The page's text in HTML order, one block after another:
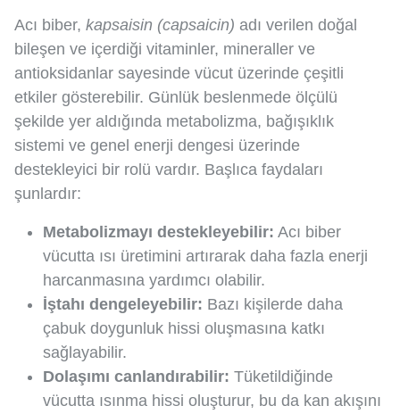
Acı biber, kapsaisin (capsaicin) adı verilen doğal
bileşen ve içerdiği vitaminler, mineraller ve
antioksidanlar sayesinde vücut üzerinde çeşitli
etkiler gösterebilir. Günlük beslenmede ölçülü
şekilde yer aldığında metabolizma, bağışıklık
sistemi ve genel enerji dengesi üzerinde
destekleyici bir rolü vardır. Başlıca faydaları
şunlardır:
Metabolizmayı destekleyebilir: Acı biber
vücutta ısı üretimini artırarak daha fazla enerji
harcanmasına yardımcı olabilir.
İştahı dengeleyebilir: Bazı kişilerde daha
çabuk doygunluk hissi oluşmasına katkı
sağlayabilir.
Dolaşımı canlandırabilir: Tüketildiğinde
vücutta ısınma hissi oluşturur, bu da kan akışını